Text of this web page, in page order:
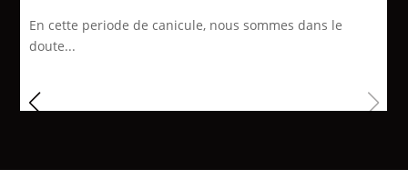
En cette periode de canicule, nous sommes dans le
doute...